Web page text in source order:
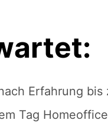
Erfahrung bis
Tag